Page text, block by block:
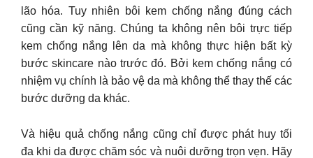
lão hóa. Tuy nhiên bôi kem chống nắng đúng cách
cũng cần kỹ năng. Chúng ta không nên bôi trực tiếp
kem chống nắng lên da mà không thực hiện bất kỳ
bước skincare nào trước đó. Bởi kem chống nắng có
nhiệm vụ chính là bảo vệ da mà không thể thay thế các
bước dưỡng da khác.
Và hiệu quả chống nắng cũng chỉ được phát huy tối
đa khi da được chăm sóc và nuôi dưỡng trọn vẹn. Hãy